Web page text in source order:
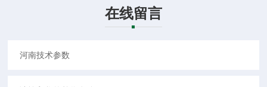
在线留言